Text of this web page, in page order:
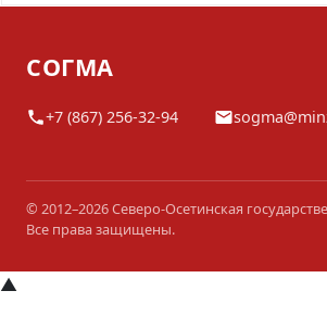
СОГМА
+7 (867) 256-32-94
© 2012–2026 Северо-Осетинская
Все права защищены.
▲